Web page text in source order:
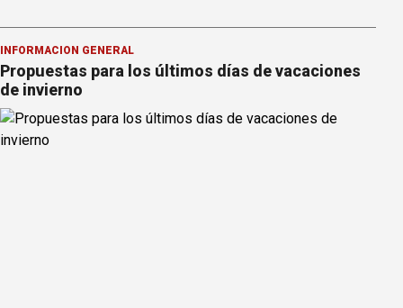
INFORMACION GENERAL
Propuestas para los últimos días de vacaciones
de invierno